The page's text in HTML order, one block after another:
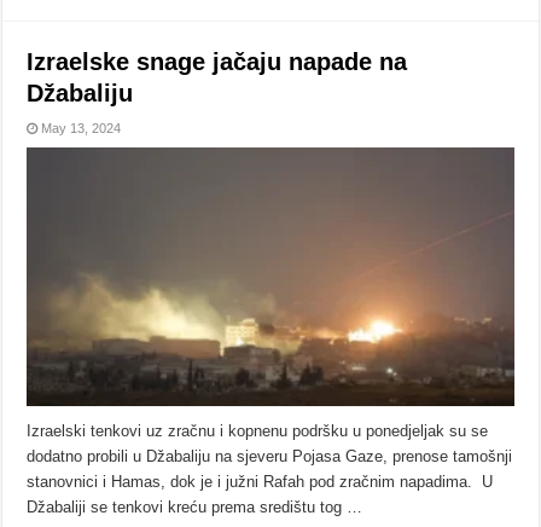
Izraelske snage jačaju napade na
Džabaliju
May 13, 2024
Izraelski tenkovi uz zračnu i kopnenu podršku u ponedjeljak su se
dodatno probili u Džabaliju na sjeveru Pojasa Gaze, prenose tamošnji
stanovnici i Hamas, dok je i južni Rafah pod zračnim napadima. U
Džabaliji se tenkovi kreću prema središtu tog …